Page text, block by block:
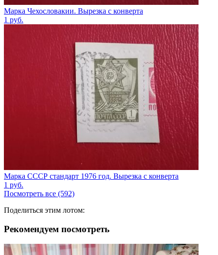
Марка Чехословакии. Вырезка с конверта
1 руб.
Марка СССР стандарт 1976 год. Вырезка с конверта
1 руб.
Посмотреть все (592)
Поделиться этим лотом:
Рекомендуем посмотреть